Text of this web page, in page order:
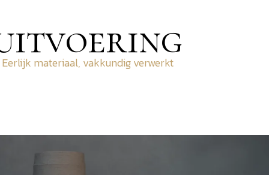
Eerlijk materiaal, vakkundig verwerkt